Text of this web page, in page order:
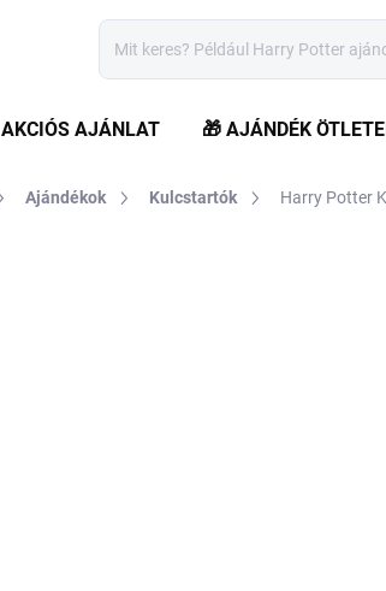
AKCIÓS AJÁNLAT 🎁 AJÁNDÉK
Ajándékok Kulcstartók Harry Potter